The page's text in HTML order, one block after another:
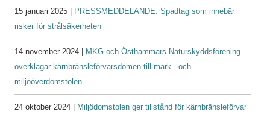
15 januari 2025 |
PRESSMEDDELANDE: Spadtag som innebär
risker för strålsäkerheten
14 november 2024 |
MKG och Östhammars Naturskyddsförening
överklagar kärnbränsleförvarsdomen till mark - och
miljööverdomstolen
24 oktober 2024 |
Miljödomstolen ger tillstånd för kärnbränsleförvar